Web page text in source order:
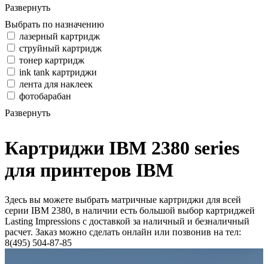
Развернуть
Выбрать по назначению
лазерный картридж
струйный картридж
тонер картридж
ink tank картриджи
лента для наклеек
фотобарабан
Развернуть
Картриджи IBM 2380 series
для принтеров IBM
Здесь вы можете выбрать матричные картриджи для всей
серии IBM 2380, в наличии есть большой выбор картриджей
Lasting Impressions с доставкой за наличный и безналичный
расчет. Заказ можно сделать онлайн или позвонив на тел:
8(495) 504-87-85